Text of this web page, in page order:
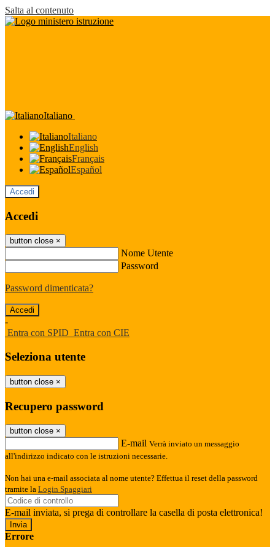
Salta al contenuto
Italiano
Italiano
English
Français
Español
Accedi
Accedi
button close ×
Nome Utente
Password
Password dimenticata?
-
Entra con SPID Entra con CIE
Seleziona utente
button close ×
Recupero password
button close ×
E-mail Verrà inviato un messaggio
all'indirizzo indicato con le istruzioni necessarie.
Non hai una e-mail associata al nome utente? Effettua il reset della password
tramite la Login Spaggiari
E-mail inviata, si prega di controllare la casella di posta elettronica!
Errore